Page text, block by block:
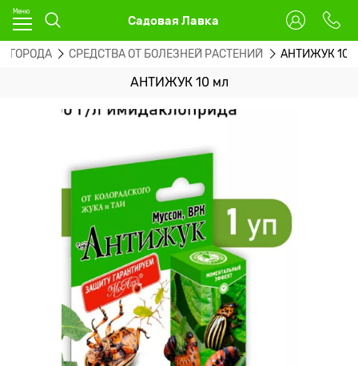
Садовая Лавка
СРЕДСТВА ОТ БОЛЕЗНЕЙ РАСТЕНИЙ АНТИЖУК 10
АНТИЖУК 10 мл